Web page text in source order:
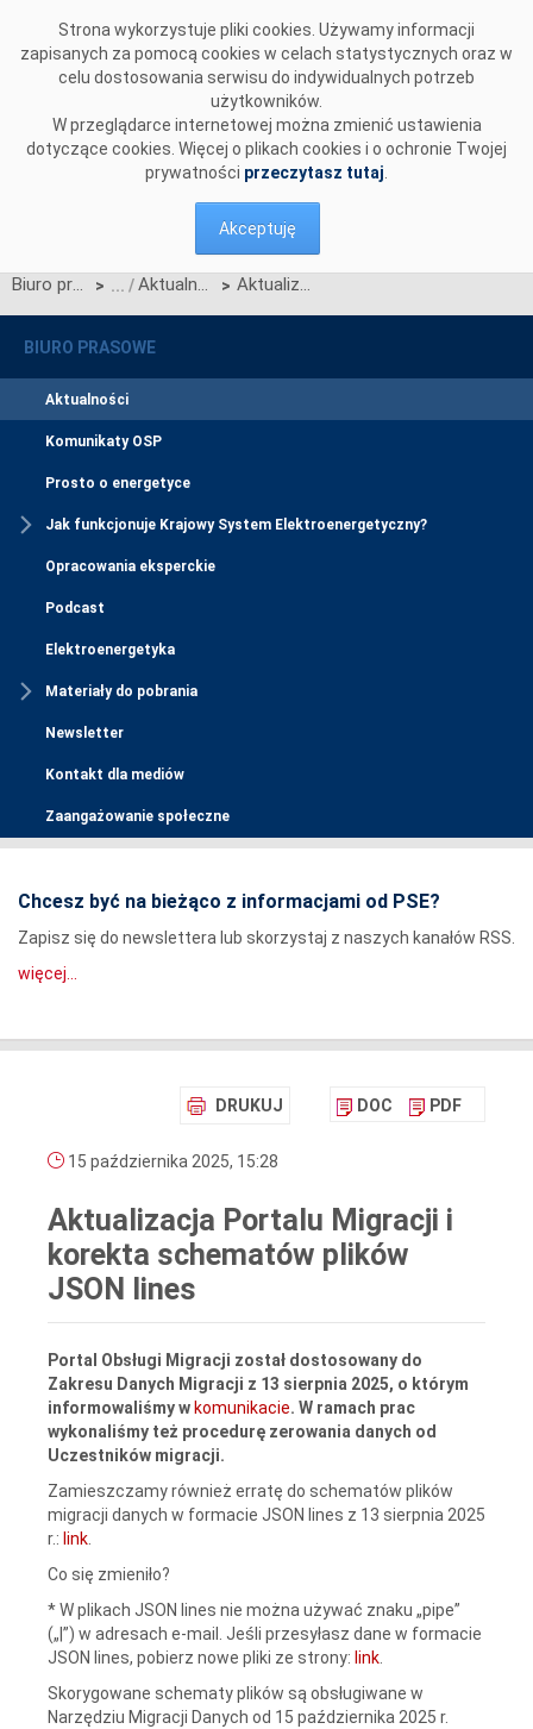
Strona wykorzystuje pliki cookies. Używamy informacji
zapisanych za pomocą cookies w celach statystycznych oraz w
celu dostosowania serwisu do indywidualnych potrzeb
użytkowników.
W przeglądarce internetowej można zmienić ustawienia
dotyczące cookies. Więcej o plikach cookies i o ochronie Twojej
prywatności przeczytasz tutaj
Akceptuję
Biuro prasowe > Aktualności > Aktualizacja Portalu Migracji i korekta schematów plików JSON lines
BIURO PRASOWE
Aktualności
Komunikaty OSP
Prosto o energetyce
Jak funkcjonuje Krajowy System Elektroenergetyczny?
Opracowania eksperckie
Podcast
Elektroenergetyka
Materiały do pobrania
Newsletter
Kontakt dla mediów
Zaangażowanie społeczne
Chcesz być na bieżąco z informacjami od PSE?
Zapisz się do newslettera lub skorzystaj z naszych kanałów RSS.
więcej...
DRUKUJ DOC PDF
15 października 2025, 15:28
Aktualizacja Portalu Migracji i
korekta schematów plików
JSON lines
Portal Obsługi Migracji został dostosowany do
Zakresu Danych Migracji z 13 sierpnia 2025, o którym
informowaliśmy w komunikacie. W ramach prac
wykonaliśmy też procedurę zerowania danych od
Uczestników migracji.
Zamieszczamy również erratę do schematów plików
migracji danych w formacie JSON lines z 13 sierpnia 2025
r.: link
Co się zmieniło?
* W plikach JSON lines nie można używać znaku „pipe”
(„|”) w adresach e-mail. Jeśli przesyłasz dane w formacie
JSON lines, pobierz nowe pliki ze strony: link
Skorygowane schematy plików są obsługiwane w
Narzędziu Migracji Danych od 15 października 2025 r.